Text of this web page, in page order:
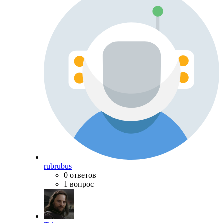
rubrubus
0 ответов
1 вопрос